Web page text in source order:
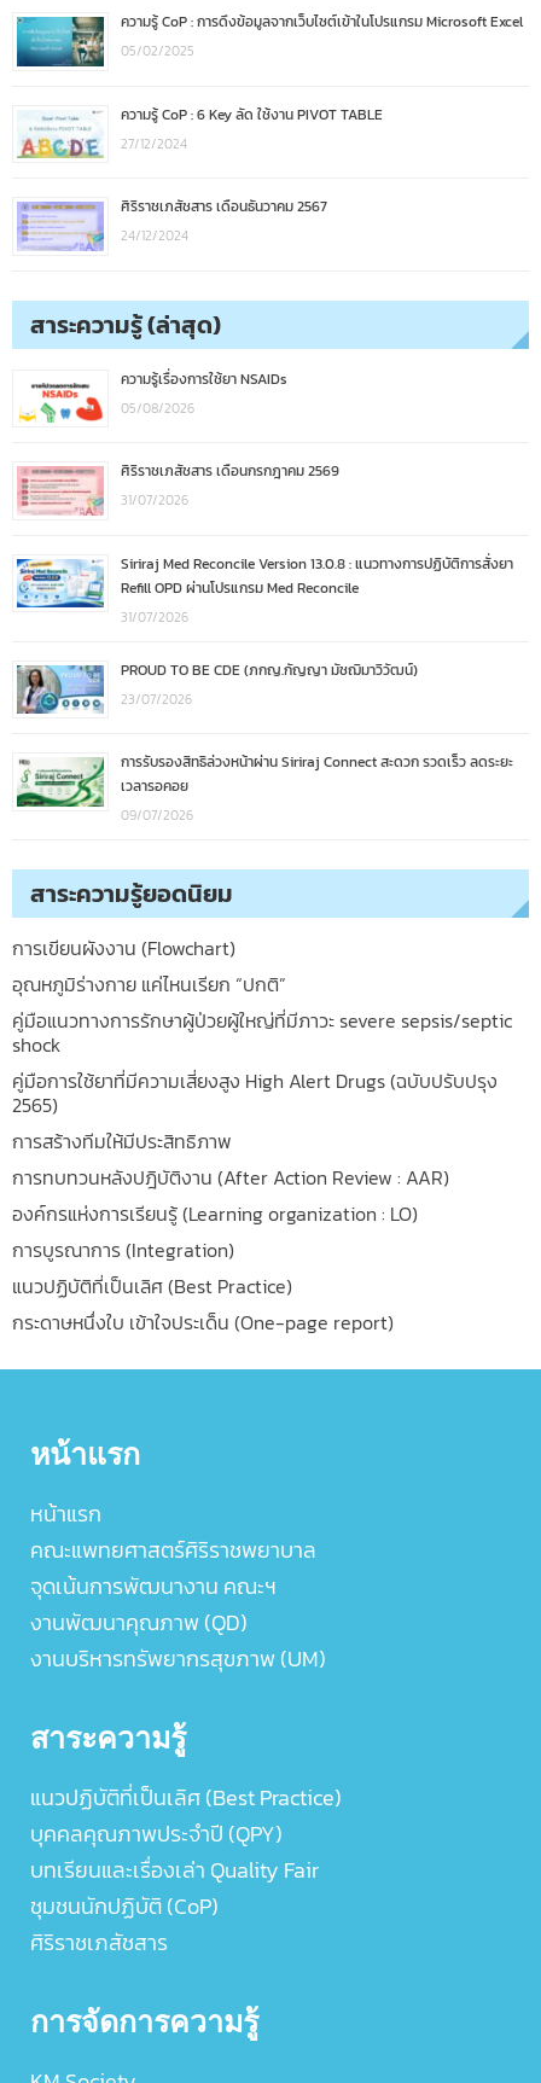
ความรู้ CoP : การดึงข้อมูลจากเว็บไซต์เข้าในโปรแกรม Microsoft Excel
05/02/2025
ความรู้ CoP : 6 Key ลัด ใช้งาน PIVOT TABLE
27/12/2024
ศิริราชเภสัชสาร เดือนธันวาคม 2567
24/12/2024
สาระความรู้ (ล่าสุด)
ความรู้เรื่องการใช้ยา NSAIDs
05/08/2026
ศิริราชเภสัชสาร เดือนกรกฎาคม 2569
31/07/2026
Siriraj Med Reconcile Version 13.0.8 : แนวทางการปฏิบัติการสั่งยา
Refill OPD ผ่านโปรแกรม Med Reconcile
31/07/2026
PROUD TO BE CDE (ภกญ.กัญญา มัชฌิมาวิวัฒน์)
23/07/2026
การรับรองสิทธิล่วงหน้าผ่าน Siriraj Connect สะดวก รวดเร็ว ลดระยะ
เวลารอคอย
09/07/2026
สาระความรู้ยอดนิยม
การเขียนผังงาน (Flowchart)
อุณหภูมิร่างกาย แค่ไหนเรียก “ปกติ”
คู่มือแนวทางการรักษาผู้ป่วยผู้ใหญ่ที่มีภาวะ severe sepsis/septic
shock
คู่มือการใช้ยาที่มีความเสี่ยงสูง High Alert Drugs (ฉบับปรับปรุง
2565)
การสร้างทีมให้มีประสิทธิภาพ
การทบทวนหลังปฎิบัติงาน (After Action Review : AAR)
องค์กรแห่งการเรียนรู้ (Learning organization : LO)
การบูรณาการ (Integration)
แนวปฏิบัติที่เป็นเลิศ (Best Practice)
กระดาษหนึ่งใบ เข้าใจประเด็น (One-page report)
หน้าแรก
หน้าแรก
คณะแพทยศาสตร์ศิริราชพยาบาล
จุดเน้นการพัฒนางาน คณะฯ
งานพัฒนาคุณภาพ (QD)
งานบริหารทรัพยากรสุขภาพ (UM)
สาระความรู้
แนวปฏิบัติที่เป็นเลิศ (Best Practice)
บุคคลคุณภาพประจำปี (QPY)
บทเรียนและเรื่องเล่า Quality Fair
ชุมชนนักปฏิบัติ (CoP)
ศิริราชเภสัชสาร
การจัดการความรู้